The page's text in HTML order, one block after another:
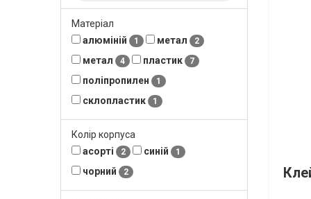
Матеріал
алюміній
1 метал 2
метал 4 пластик 7
поліпропилен 1
склопластик 1
Колір корпуса
асорті
2 синій 1
чорний 2